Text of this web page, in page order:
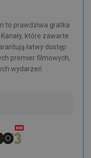
to prawdziwa gratka
które zawarte
łatwy dostęp
premier filmowych,
wydarzeń